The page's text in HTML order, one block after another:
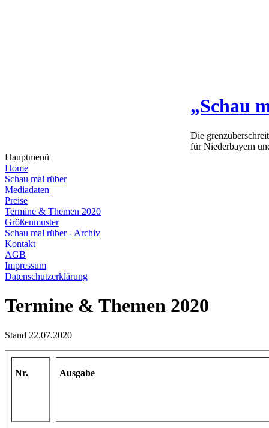
„Schau
Die
für Niederbayern
Hauptmenü
Home
Schau mal rüber
Mediadaten
Preise
Termine & Themen 2020
Größenmuster
Schau mal rüber - Archiv
Kontakt
AGB
Impressum
Datenschutzerklärung
Termine & Themen 2020
Stand 22.07.2020
Nr. Ausgabe